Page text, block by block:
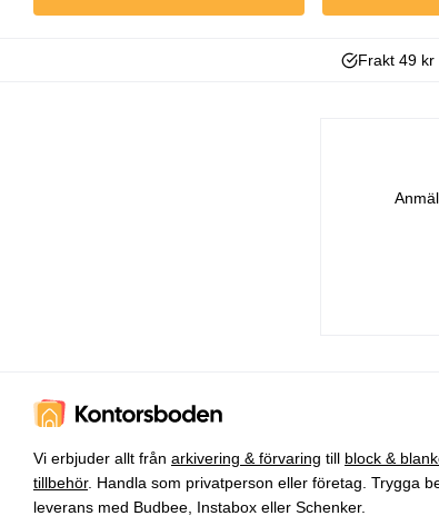
Frakt 49
Vi erbjuder allt från arkivering & förvaring till block &
tillbehör. Handla som privatperson eller företag. Trygga
leverans med Budbee, Instabox eller Schenker.